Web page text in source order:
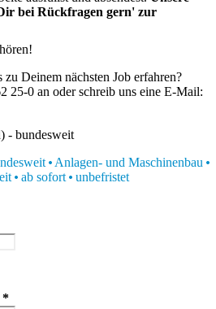
bei Rückfragen gern' zur
Deinem nächsten Job erfahren?
25-0 an oder schreib uns eine E-Mail:
- bundesweit
Anlagen- und Maschinenbau
ab sofort unbefristet
*